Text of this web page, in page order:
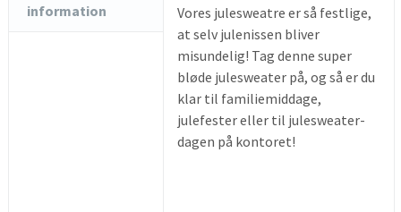
information
Vores julesweatre er så festlige,
at selv julenissen bliver
misundelig! Tag denne super
bløde julesweater på, og så er du
klar til familiemiddage,
julefester eller til julesweater-
dagen på kontoret!